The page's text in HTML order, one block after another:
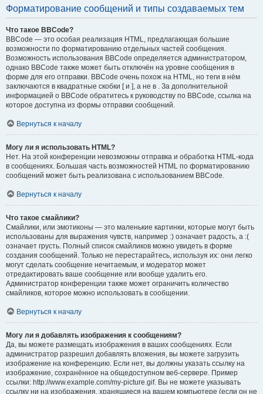
Форматирование сообщений и типы создаваемых тем
Что такое BBCode?
BBCode — это особая реализация HTML, предлагающая большие
возможности по форматированию отдельных частей сообщения.
Возможность использования BBCode определяется администратором,
однако BBCode также может быть отключён на уровне сообщения в
форме для его отправки. BBCode очень похож на HTML, но теги в нём
заключаются в квадратные скобки [ и ], а не в . За дополнительной
информацией о BBCode обратитесь к руководству по BBCode, ссылка на
которое доступна из формы отправки сообщений.
Вернуться к началу
Могу ли я использовать HTML?
Нет. На этой конференции невозможны отправка и обработка HTML-кода
в сообщениях. Большая часть возможностей HTML по форматированию
сообщений может быть реализована с использованием BBCode.
Вернуться к началу
Что такое смайлики?
Смайлики, или эмотиконы — это маленькие картинки, которые могут быть
использованы для выражения чувств, например :) означает радость, а :(
означает грусть. Полный список смайликов можно увидеть в форме
создания сообщений. Только не перестарайтесь, используя их: они легко
могут сделать сообщение нечитаемым, и модератор может
отредактировать ваше сообщение или вообще удалить его.
Администратор конференции также может ограничить количество
смайликов, которое можно использовать в сообщении.
Вернуться к началу
Могу ли я добавлять изображения к сообщениям?
Да, вы можете размещать изображения в ваших сообщениях. Если
администратор разрешил добавлять вложения, вы можете загрузить
изображение на конференцию. Если нет, вы должны указать ссылку на
изображение, сохранённое на общедоступном веб-сервере. Пример
ссылки: http://www.example.com/my-picture.gif. Вы не можете указывать
ссылку ни на изображения, хранящиеся на вашем компьютере (если он не